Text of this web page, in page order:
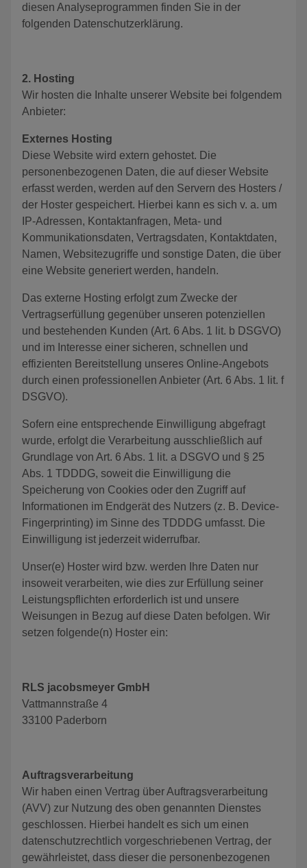
diesen Analyseprogrammen finden Sie in der
folgenden Datenschutzerklärung.
2. Hosting
Wir hosten die Inhalte unserer Website bei folgendem
Anbieter:
Externes Hosting
Diese Website wird extern gehostet. Die
personenbezogenen Daten, die auf dieser Website
erfasst werden, werden auf den Servern des Hosters /
der Hoster gespeichert. Hierbei kann es sich v. a. um
IP-Adressen, Kontaktanfragen, Meta- und
Kommunikationsdaten, Vertragsdaten, Kontaktdaten,
Namen, Websitezugriffe und sonstige Daten, die über
eine Website generiert werden, handeln.
Das externe Hosting erfolgt zum Zwecke der
Vertragserfüllung gegenüber unseren potenziellen
und bestehenden Kunden (Art. 6 Abs. 1 lit. b DSGVO)
und im Interesse einer sicheren, schnellen und
effizienten Bereitstellung unseres Online-Angebots
durch einen professionellen Anbieter (Art. 6 Abs. 1 lit. f
DSGVO).
Sofern eine entsprechende Einwilligung abgefragt
wurde, erfolgt die Verarbeitung ausschließlich auf
Grundlage von Art. 6 Abs. 1 lit. a DSGVO und § 25
Abs. 1 TDDDG, soweit die Einwilligung die
Speicherung von Cookies oder den Zugriff auf
Informationen im Endgerät des Nutzers (z. B. Device-
Fingerprinting) im Sinne des TDDDG umfasst. Die
Einwilligung ist jederzeit widerrufbar.
Unser(e) Hoster wird bzw. werden Ihre Daten nur
insoweit verarbeiten, wie dies zur Erfüllung seiner
Leistungspflichten erforderlich ist und unsere
Weisungen in Bezug auf diese Daten befolgen. Wir
setzen folgende(n) Hoster ein:
RLS jacobsmeyer GmbH
Vattmannstraße 4
33100 Paderborn
Auftragsverarbeitung
Wir haben einen Vertrag über Auftragsverarbeitung
(AVV) zur Nutzung des oben genannten Dienstes
geschlossen. Hierbei handelt es sich um einen
datenschutzrechtlich vorgeschriebenen Vertrag, der
gewährleistet, dass dieser die personenbezogenen